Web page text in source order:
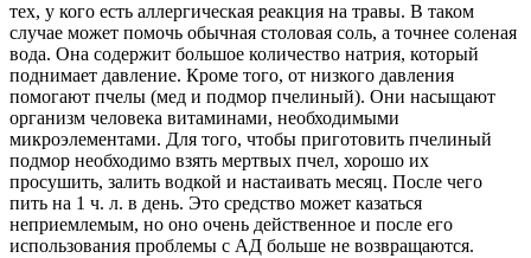
тех, у кого есть аллергическая реакция на травы. В таком
случае может помочь обычная столовая соль, а точнее соленая
вода. Она содержит большое количество натрия, который
поднимает давление. Кроме того, от низкого давления
помогают пчелы (мед и подмор пчелиный). Они насыщают
организм человека витаминами, необходимыми
микроэлементами. Для того, чтобы приготовить пчелиный
подмор необходимо взять мертвых пчел, хорошо их
просушить, залить водкой и настаивать месяц. После чего
пить на 1 ч. л. в день. Это средство может казаться
неприемлемым, но оно очень действенное и после его
использования проблемы с АД больше не возвращаются.